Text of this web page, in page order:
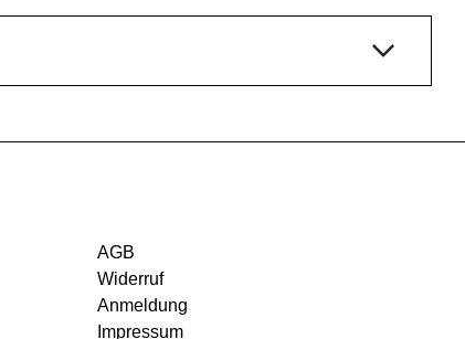
AGB
Widerruf
Anmeldung
Impressum